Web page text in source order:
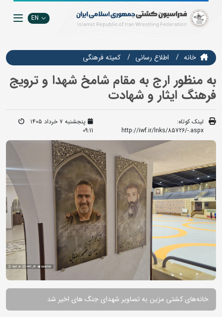
EN
خانه اطلاع رسانی كميته فرهنگي
به منظور ارج به مقام شامخ شهدا و ترویج
فرهنگ ایثار و شهادت
لینک کوتاه:
http://iwf.ir/lnks/85726/-.aspx
پنجشنبه ۷ خرداد ۱۴۰۵
09:11
خانه‌های کشتی مزین به تصاویر شهدای جنگ های اخیر شد